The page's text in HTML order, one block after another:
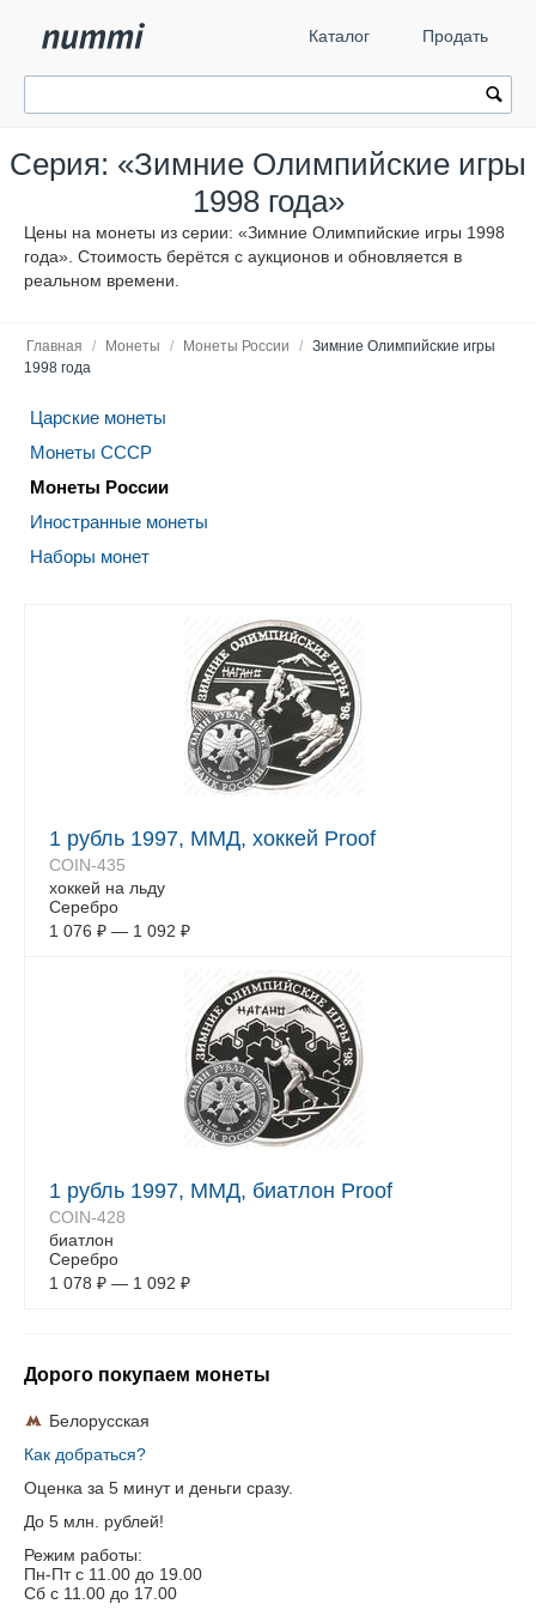
Каталог Продать
Серия: «Зимние Олимпийские игры
1998 года»
Цены на монеты из серии: «Зимние Олимпийские игры 1998
года». Стоимость берётся с аукционов и обновляется в
реальном времени.
Главная / Монеты / Монеты России / Зимние Олимпийские игры
1998 года
Царские монеты
Монеты СССР
Монеты России
Иностранные монеты
Наборы монет
1 рубль 1997, ММД, хоккей Proof
COIN-435
хоккей на льду
Серебро
1 076 ₽ — 1 092 ₽
1 рубль 1997, ММД, биатлон Proof
COIN-428
биатлон
Серебро
1 078 ₽ — 1 092 ₽
Дорого покупаем монеты
Белорусская
Как добраться?
Оценка за 5 минут и деньги сразу.
До 5 млн. рублей!
Режим работы:
Пн-Пт c 11.00 до 19.00
Сб с 11.00 до 17.00